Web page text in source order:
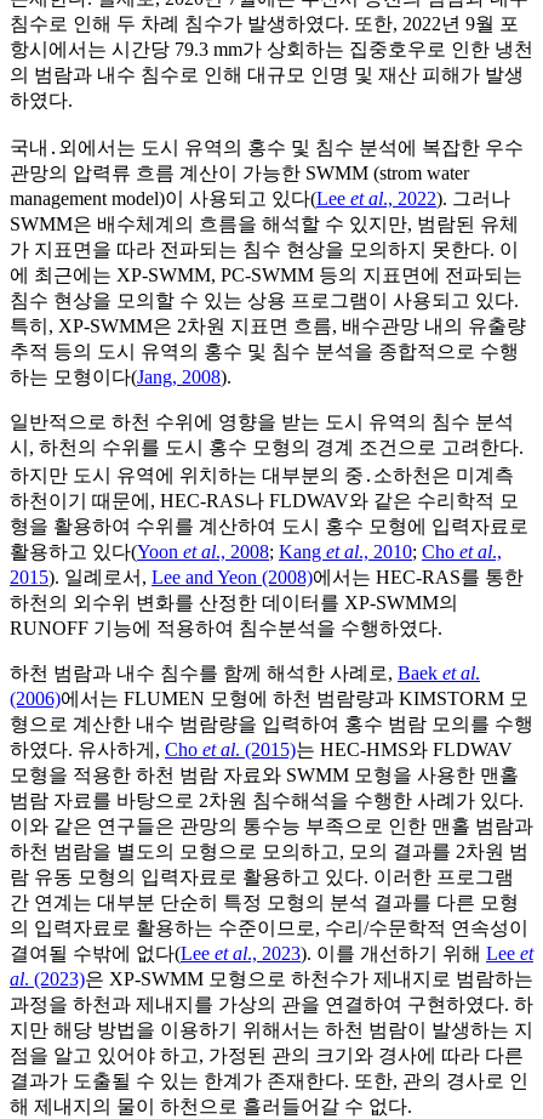
침수로 인해 두 차례 침수가 발생하였다. 또한, 2022년 9월 포
항시에서는 시간당 79.3 mm가 상회하는 집중호우로 인한 냉천
의 범람과 내수 침수로 인해 대규모 인명 및 재산 피해가 발생
하였다.
국내․외에서는 도시 유역의 홍수 및 침수 분석에 복잡한 우수
관망의 압력류 흐름 계산이 가능한 SWMM (strom water
management model)이 사용되고 있다(Lee et al., 2022). 그러나
SWMM은 배수체계의 흐름을 해석할 수 있지만, 범람된 유체
가 지표면을 따라 전파되는 침수 현상을 모의하지 못한다. 이
에 최근에는 XP-SWMM, PC-SWMM 등의 지표면에 전파되는
침수 현상을 모의할 수 있는 상용 프로그램이 사용되고 있다.
특히, XP-SWMM은 2차원 지표면 흐름, 배수관망 내의 유출량
추적 등의 도시 유역의 홍수 및 침수 분석을 종합적으로 수행
하는 모형이다(Jang, 2008).
일반적으로 하천 수위에 영향을 받는 도시 유역의 침수 분석
시, 하천의 수위를 도시 홍수 모형의 경계 조건으로 고려한다.
하지만 도시 유역에 위치하는 대부분의 중․소하천은 미계측
하천이기 때문에, HEC-RAS나 FLDWAV와 같은 수리학적 모
형을 활용하여 수위를 계산하여 도시 홍수 모형에 입력자료로
활용하고 있다(Yoon et al., 2008; Kang et al., 2010; Cho et al.,
2015). 일례로서, Lee and Yeon (2008)에서는 HEC-RAS를 통한
하천의 외수위 변화를 산정한 데이터를 XP-SWMM의
RUNOFF 기능에 적용하여 침수분석을 수행하였다.
하천 범람과 내수 침수를 함께 해석한 사례로, Baek et al.
(2006)에서는 FLUMEN 모형에 하천 범람량과 KIMSTORM 모
형으로 계산한 내수 범람량을 입력하여 홍수 범람 모의를 수행
하였다. 유사하게, Cho et al. (2015)는 HEC-HMS와 FLDWAV
모형을 적용한 하천 범람 자료와 SWMM 모형을 사용한 맨홀
범람 자료를 바탕으로 2차원 침수해석을 수행한 사례가 있다.
이와 같은 연구들은 관망의 통수능 부족으로 인한 맨홀 범람과
하천 범람을 별도의 모형으로 모의하고, 모의 결과를 2차원 범
람 유동 모형의 입력자료로 활용하고 있다. 이러한 프로그램
간 연계는 대부분 단순히 특정 모형의 분석 결과를 다른 모형
의 입력자료로 활용하는 수준이므로, 수리/수문학적 연속성이
결여될 수밖에 없다(Lee et al., 2023). 이를 개선하기 위해 Lee et
al. (2023)은 XP-SWMM 모형으로 하천수가 제내지로 범람하는
과정을 하천과 제내지를 가상의 관을 연결하여 구현하였다. 하
지만 해당 방법을 이용하기 위해서는 하천 범람이 발생하는 지
점을 알고 있어야 하고, 가정된 관의 크기와 경사에 따라 다른
결과가 도출될 수 있는 한계가 존재한다. 또한, 관의 경사로 인
해 제내지의 물이 하천으로 흘러들어갈 수 없다.